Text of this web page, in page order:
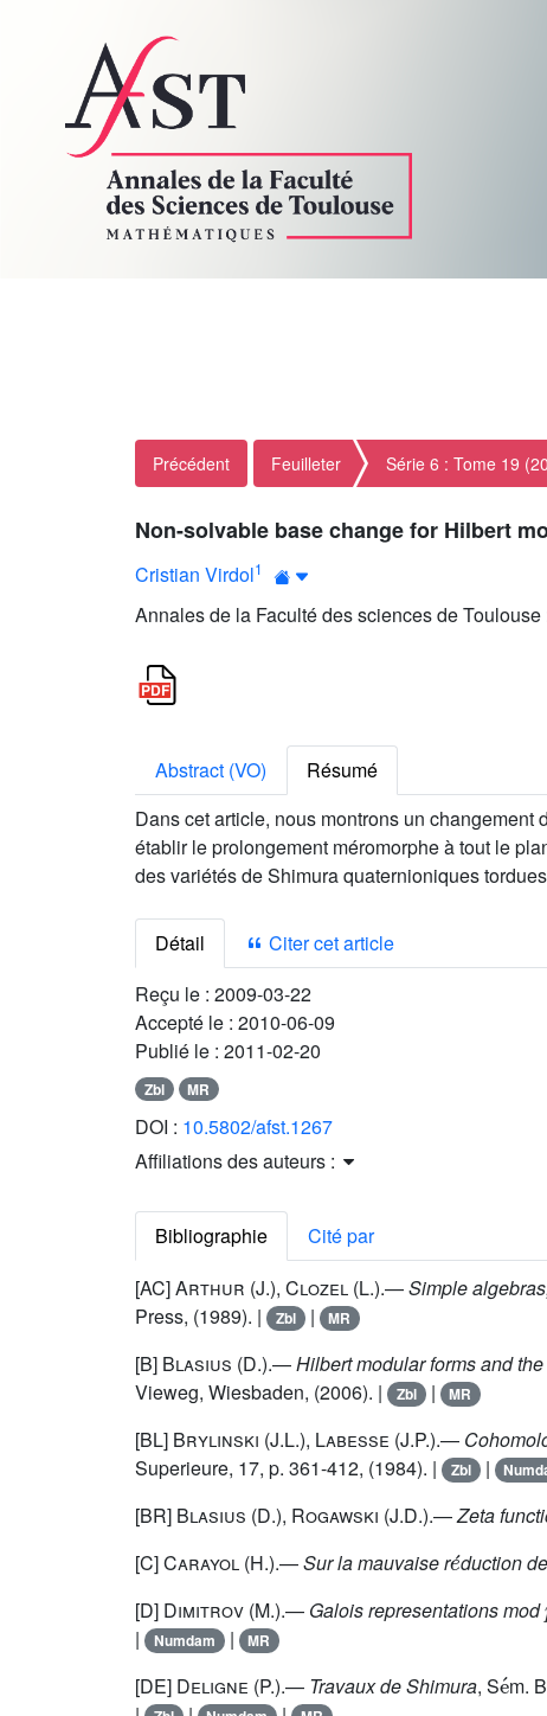
Précédent Feuilleter Série 6 : Tome 19
Non-solvable base change for Hilbert
Cristian Virdol1
Annales de la Faculté des sciences de
Abstract (VO)
Résumé
Dans cet article, nous montrons un
établir le prolongement méromorphe à tout le
des variétés de Shimura quaternioniques
Détail
Citer cet article
Reçu le : 2009-03-22
Accepté le : 2010-06-09
Publié le : 2011-02-20
Zbl MR
DOI : 10.5802/afst.1267
Affiliations des auteurs :
Bibliographie
Cité par
[AC]Arthur (J.), Clozel (L.).—Simple
Press, (1989). |
Zbl | MR
[B] Blasius (D.).—Hilbert modular forms and
Vieweg, Wiesbaden, (2006). |
Zbl | MR
[BL] Brylinski (J.L.), Labesse (J.P.).—
Superieure, 17, p. 361-412, (1984). |
Zbl |
[BR] Blasius (D.), Rogawski (J.D.).—Zeta
[C]Carayol (H.).—Sur la mauvaise r
e
duction
[D] Dimitrov (M.).— Galois representations mod
| Numdam | MR
[DE] Deligne (P.).— Travaux de Shimura, S m.